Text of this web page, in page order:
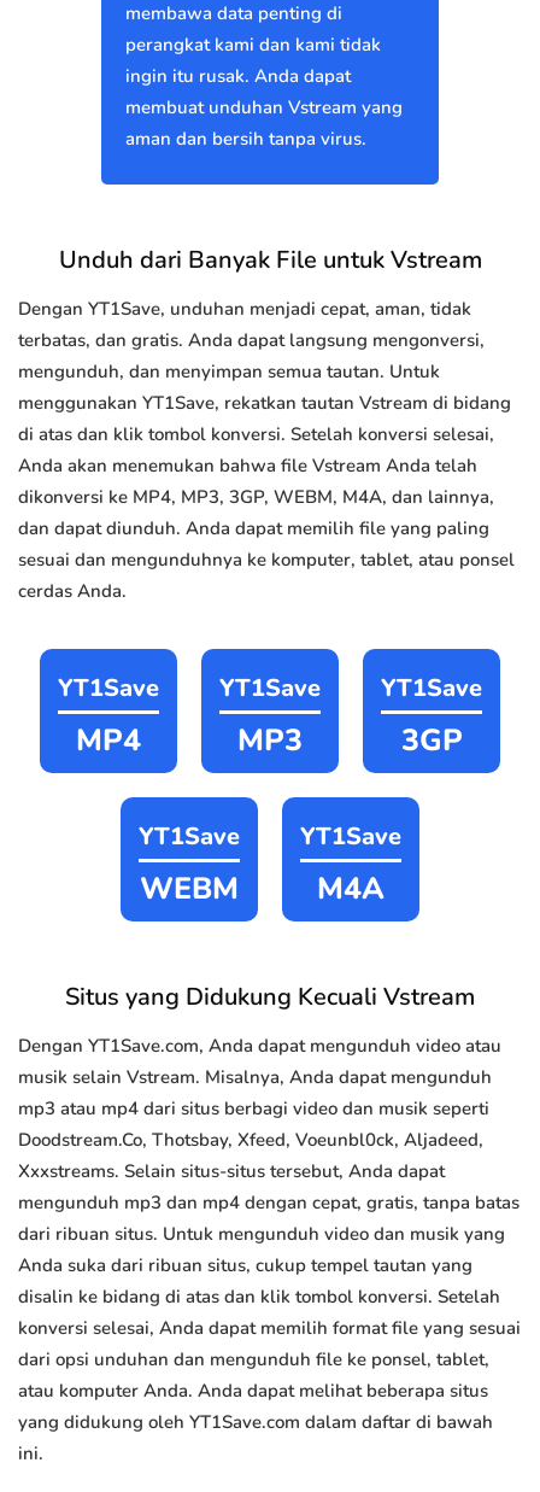
membawa data penting di
perangkat kami dan kami tidak
ingin itu rusak. Anda dapat
membuat unduhan Vstream yang
aman dan bersih tanpa virus.
Unduh dari Banyak File untuk Vstream
Dengan YT1Save, unduhan menjadi cepat, aman, tidak
terbatas, dan gratis. Anda dapat langsung mengonversi,
mengunduh, dan menyimpan semua tautan. Untuk
menggunakan YT1Save, rekatkan tautan Vstream di bidang
di atas dan klik tombol konversi. Setelah konversi selesai,
Anda akan menemukan bahwa file Vstream Anda telah
dikonversi ke MP4, MP3, 3GP, WEBM, M4A, dan lainnya,
dan dapat diunduh. Anda dapat memilih file yang paling
sesuai dan mengunduhnya ke komputer, tablet, atau ponsel
cerdas Anda.
YT1Save
MP4
YT1Save
MP3
YT1Save
3GP
YT1Save
WEBM
YT1Save
M4A
Situs yang Didukung Kecuali Vstream
Dengan YT1Save.com, Anda dapat mengunduh video atau
musik selain Vstream. Misalnya, Anda dapat mengunduh
mp3 atau mp4 dari situs berbagi video dan musik seperti
Doodstream.Co, Thotsbay, Xfeed, Voeunbl0ck, Aljadeed,
Xxxstreams. Selain situs-situs tersebut, Anda dapat
mengunduh mp3 dan mp4 dengan cepat, gratis, tanpa batas
dari ribuan situs. Untuk mengunduh video dan musik yang
Anda suka dari ribuan situs, cukup tempel tautan yang
disalin ke bidang di atas dan klik tombol konversi. Setelah
konversi selesai, Anda dapat memilih format file yang sesuai
dari opsi unduhan dan mengunduh file ke ponsel, tablet,
atau komputer Anda. Anda dapat melihat beberapa situs
yang didukung oleh YT1Save.com dalam daftar di bawah
ini.